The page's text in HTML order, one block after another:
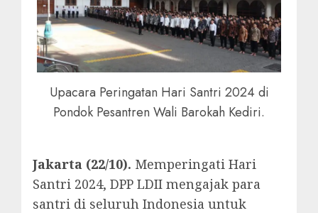
Upacara Peringatan Hari Santri 2024 di
Pondok Pesantren Wali Barokah Kediri.
Jakarta (22/10). Memperingati Hari
Santri 2024, DPP LDII mengajak para
santri di seluruh Indonesia untuk